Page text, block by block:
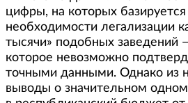
цифры, на которых
необходимости легализации
тысячи» подобных заведений
которое невозможно
точными данными. Однако из
выводы о значительном